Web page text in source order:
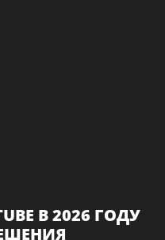
В 2026 ГОДУ